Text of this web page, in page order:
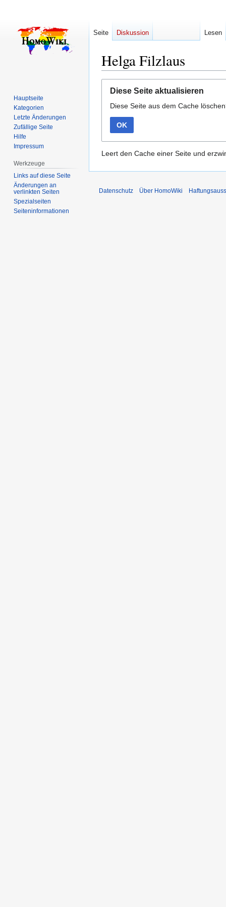
Helga Filzlaus
Navigation
springen
Suche
springen
Diese Seite aktualisieren
Diese Seite aus dem Cache
OK
Leert den Cache einer Seite und
Seite Diskussion Lesen
Hauptseite
Kategorien
Letzte Änderungen
Zufällige Seite
Hilfe
Impressum
Werkzeuge
Links auf diese Seite
Änderungen an
verlinkten Seiten
Spezialseiten
Seiten­­informationen
Datenschutz Über HomoWiki